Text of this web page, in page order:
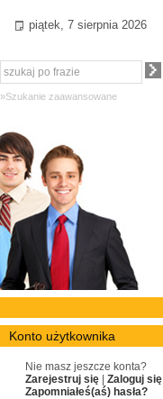
piątek, 7 sierpnia 2026
»Szukanie zaawansowane
Konto użytkownika
Nie masz jeszcze konta?
Zarejestruj się
Zaloguj się
Zapomniałeś(aś) hasła?